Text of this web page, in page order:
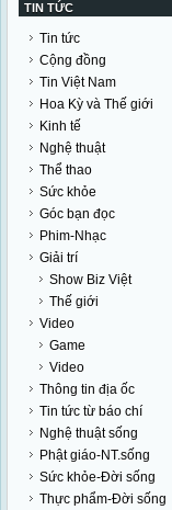
TIN TỨC
Tin tức
Cộng đồng
Tin Việt Nam
Hoa Kỳ và Thế giới
Kinh tế
Nghệ thuật
Thể thao
Sức khỏe
Góc bạn đọc
Phim-Nhạc
Giải trí
Show Biz Việt
Thế giới
Video
Game
Video
Thông tin địa ốc
Tin tức từ báo chí
Nghệ thuật sống
Phật giáo-NT.sống
Sức khỏe-Đời sống
Thực phẩm-Đời sống